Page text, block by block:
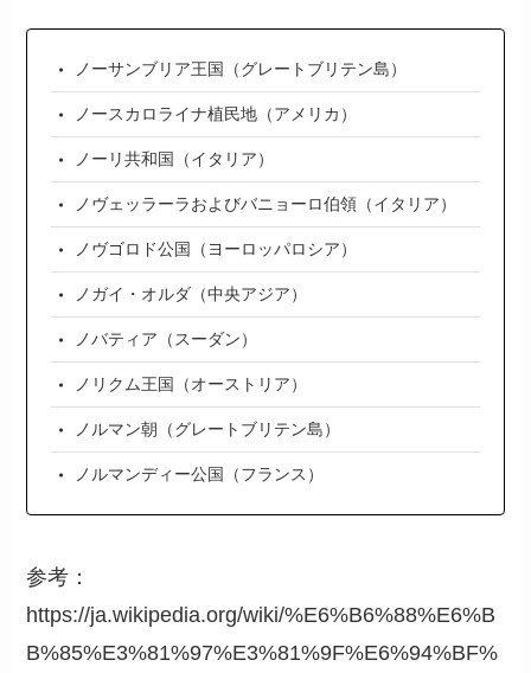
ノーサンブリア王国（グレートブリテン島）
ノースカロライナ植民地（アメリカ）
ノーリ共和国（イタリア）
ノヴェッラーラおよびバニョーロ伯領（イタリア）
ノヴゴロド公国（ヨーロッパロシア）
ノガイ・オルダ（中央アジア）
ノバティア（スーダン）
ノリクム王国（オーストリア）
ノルマン朝（グレートブリテン島）
ノルマンディー公国（フランス）
参考：
https://ja.wikipedia.org/wiki/%E6%B6%88%E6%B
B%85%E3%81%97%E3%81%9F%E6%94%BF%